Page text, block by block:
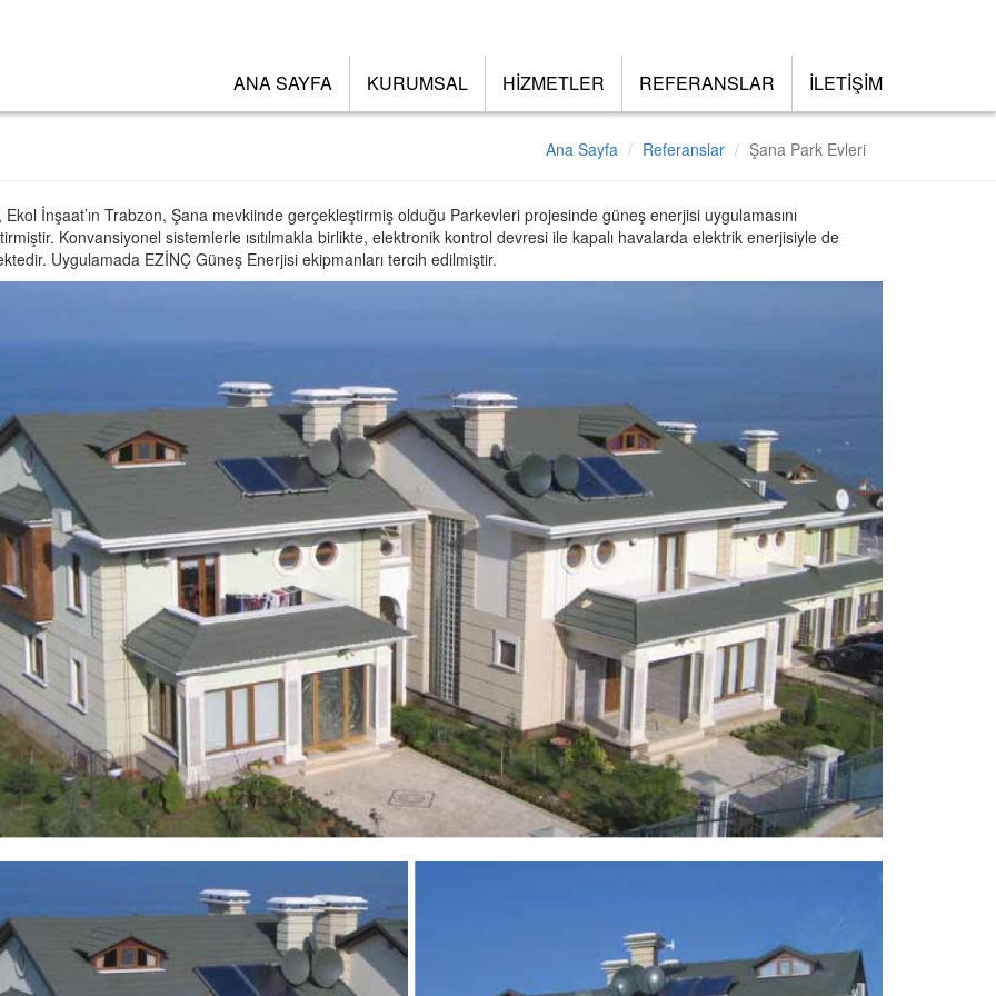
ANA SAYFA KURUMSAL HİZMETLER REFERANSLAR İLETİŞİM
Ana Sayfa Referanslar Şana Park Evleri
Ekol İnşaat’ın Trabzon, Şana mevkiinde gerçekleştirmiş olduğu Parkevleri projesinde güneş enerjisi uygulamasını
Konvansiyonel sistemlerle ısıtılmakla birlikte, elektronik kontrol devresi ile kapalı havalarda elektrik enerjisiyle de
Uygulamada EZİNÇ Güneş Enerjisi ekipmanları tercih edilmiştir.